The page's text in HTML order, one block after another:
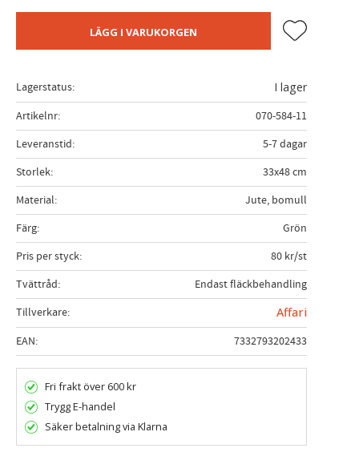
LÄGG I VARUKORGEN Lägg till i
Lagerstatus
I lager
Artikelnr
070-584-11
Leveranstid
5-7 dagar
Storlek
33x48 cm
Material
Jute, bomull
Färg
Grön
Pris per styck
80 kr/st
Tvättråd
Endast fläckbehandling
Tillverkare
Affari
EAN
7332793202433
Fri frakt över 600 kr
Trygg E-handel
Säker betalning via Klarna